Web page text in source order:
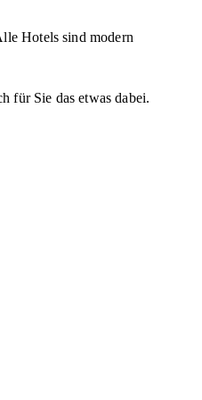
Hotels sind modern
für Sie das etwas dabei.